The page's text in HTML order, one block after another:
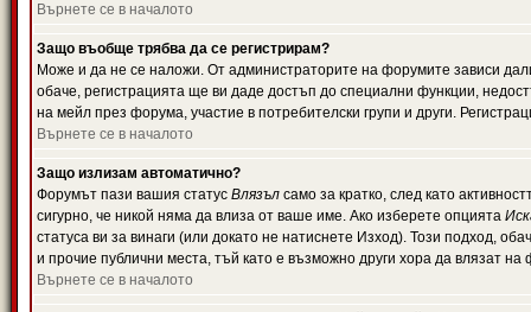
Върнете се в началото
Защо въобще трябва да се регистрирам?
Може и да не се наложи. От администраторите на форумите зависи
обаче, регистрацията ще ви даде достъп до специални функции,
на мейл през форума, участие в потребителски групи и други.
Върнете се в началото
Защо излизам автоматично?
Форумът пази вашия статус Влязъл само за кратко, след като
сигурно, че никой няма да влиза от ваше име. Ако изберете опцията
статуса ви за винаги (или докато не натиснете Изход). Този подход,
и прочие публични места, тъй като е възможно други хора да влязат
Върнете се в началото